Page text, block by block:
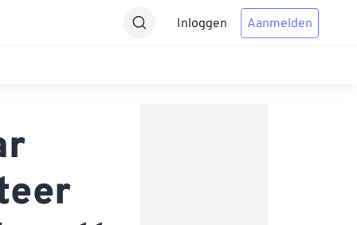
Inloggen Aanmelden